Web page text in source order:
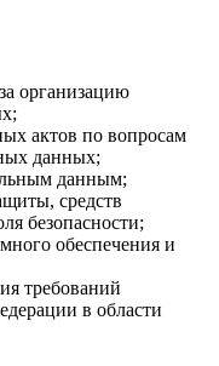
организацию
актов по вопросам
данных;
данным;
средств
безопасности;
обеспечения и
требований
в области